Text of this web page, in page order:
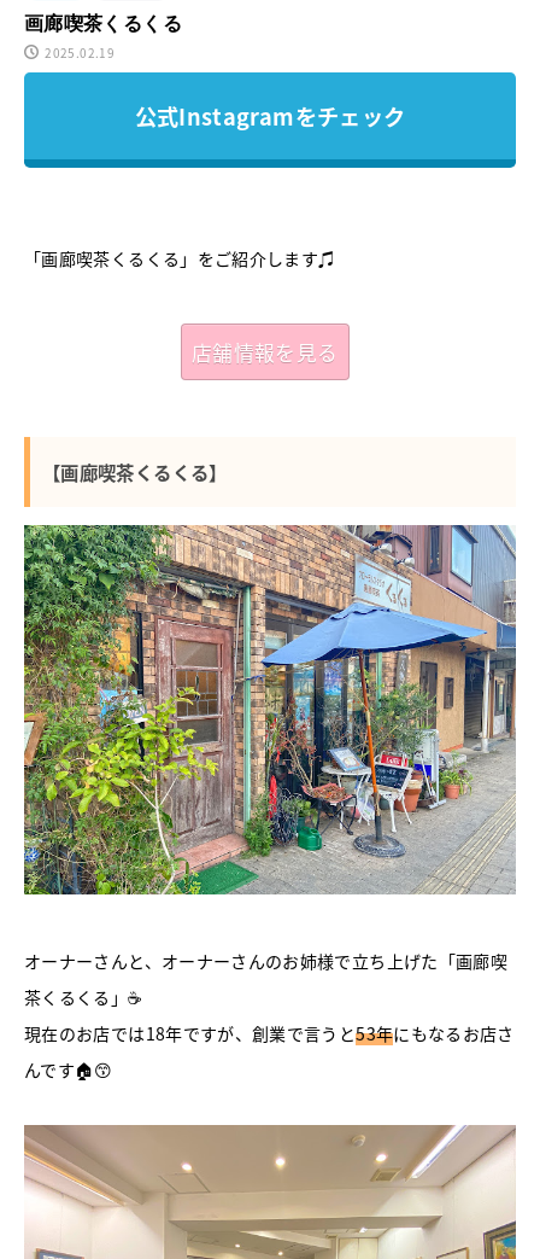
画廊喫茶くるくる
2025.02.19
公式Instagramをチェック
「画廊喫茶くるくる」をご紹介します♫
店舗情報を見る
【画廊喫茶くるくる】
オーナーさんと、オーナーさんのお姉様で立ち上げた「画廊喫
茶くるくる」☕
現在のお店では18年ですが、創業で言うと53年にもなるお店さ
んです🏠😙